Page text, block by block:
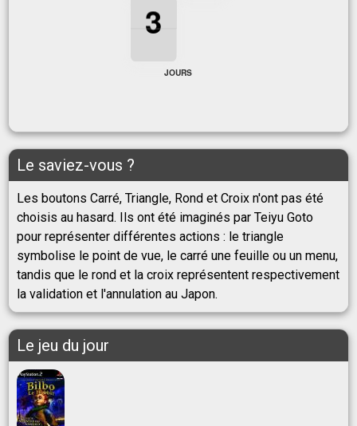
3
3
3
3
JOURS
Le saviez-vous ?
Les boutons Carré, Triangle, Rond et Croix n'ont pas été
choisis au hasard. Ils ont été imaginés par Teiyu Goto
pour représenter différentes actions : le triangle
symbolise le point de vue, le carré une feuille ou un menu,
tandis que le rond et la croix représentent respectivement
la validation et l'annulation au Japon.
Le jeu du jour